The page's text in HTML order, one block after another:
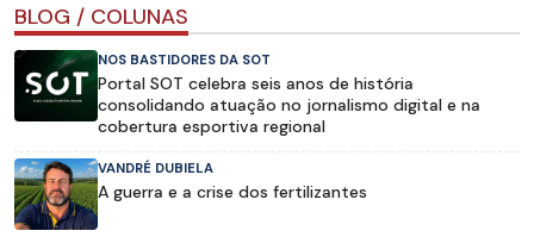
BLOG / COLUNAS
NOS BASTIDORES DA SOT
Portal SOT celebra seis anos de história
consolidando atuação no jornalismo digital e na
cobertura esportiva regional
VANDRÉ DUBIELA
A guerra e a crise dos fertilizantes